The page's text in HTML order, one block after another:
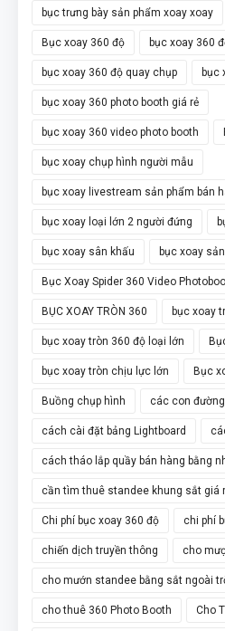
bục trưng bày sản phẩm xoay xoay
Bục xoay 360 độ bục xoay 360
bục xoay 360 độ quay chụp bục
bục xoay 360 photo booth giá rẻ
bục xoay 360 video photo booth
bục xoay chụp hình người mẫu
bục xoay livestream sản phẩm bán
bục xoay loại lớn 2 người đứng
bục xoay sân khấu bục xoay
Bục Xoay Spider 360 Video
BỤC XOAY TRÒN 360 bục xoay
bục xoay tròn 360 độ loại lớn
bục xoay tròn chịu lực lớn Bục
Buồng chụp hình các con
cách cài đặt bảng Lightboard
cách tháo lắp quầy bán hàng bằng
cần tìm thuê standee khung sắt giá
Chi phí bục xoay 360 độ chi phí
chiến dịch truyền thông cho
cho mướn standee bằng sắt ngoài
cho thuê 360 Photo Booth Cho